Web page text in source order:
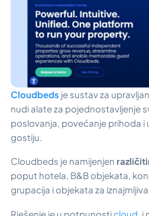
Cloudbeds je sustav za
nudi alate za pojednostavljenje
poslovanja, povećanje prihoda i
gostiju.
Cloudbeds je namijenjen
poput hotela, B&B objekata,
grupacija i objekata za